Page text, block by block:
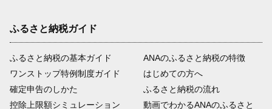
ふるさと納税ガイド
ふるさと納税の基本ガイド
ワンストップ特例制度ガイド
確定申告のしかた
控除上限額シミュレーション
ANAのふるさと納税の特徴
はじめての方へ
ふるさと納税の流れ
動画でわかるANAのふるさと